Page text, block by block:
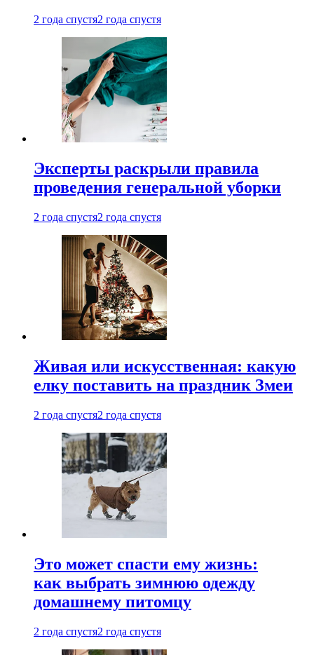
2 года спустя2 года спустя
Эксперты раскрыли правила
проведения генеральной уборки
2 года спустя2 года спустя
Живая или искусственная: какую
елку поставить на праздник Змеи
2 года спустя2 года спустя
Это может спасти ему жизнь:
как выбрать зимнюю одежду
домашнему питомцу
2 года спустя2 года спустя